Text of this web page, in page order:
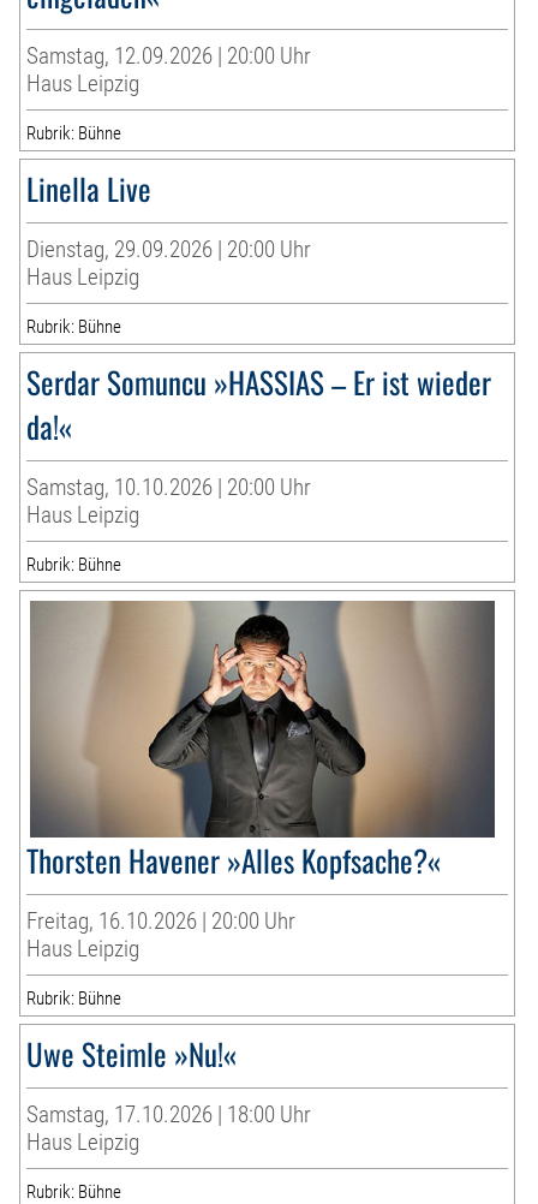
Samstag, 12.09.2026 | 20:00 Uhr
Haus Leipzig
Rubrik: Bühne
Linella Live
Dienstag, 29.09.2026 | 20:00 Uhr
Haus Leipzig
Rubrik: Bühne
Serdar Somuncu »HASSIAS – Er ist wieder
da!«
Samstag, 10.10.2026 | 20:00 Uhr
Haus Leipzig
Rubrik: Bühne
Thorsten Havener »Alles Kopfsache?«
Freitag, 16.10.2026 | 20:00 Uhr
Haus Leipzig
Rubrik: Bühne
Uwe Steimle »Nu!«
Samstag, 17.10.2026 | 18:00 Uhr
Haus Leipzig
Rubrik: Bühne